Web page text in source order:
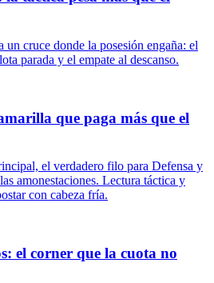
cruce donde la posesión engaña: el
parada y el empate al descanso.
que paga más que el
el verdadero filo para Defensa y
amonestaciones. Lectura táctica y
con cabeza fría.
el corner que la cuota no